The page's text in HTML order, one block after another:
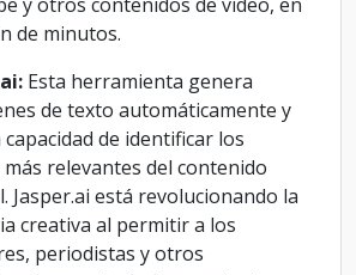
de minutos.
Esta herramienta genera
de texto automáticamente y
de identificar los
relevantes del contenido
Jasper.ai está revolucionando la
creativa al permitir a los
periodistas y otros